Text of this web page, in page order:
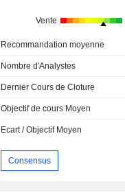
Vente
Recommandation moyenne
Nombre d'Analystes
Dernier Cours de Cloture
Objectif de cours Moyen
Ecart / Objectif Moyen
Consensus